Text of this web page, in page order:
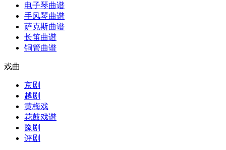
电子琴曲谱
手风琴曲谱
萨克斯曲谱
长笛曲谱
铜管曲谱
戏曲
京剧
越剧
黄梅戏
花鼓戏谱
豫剧
评剧